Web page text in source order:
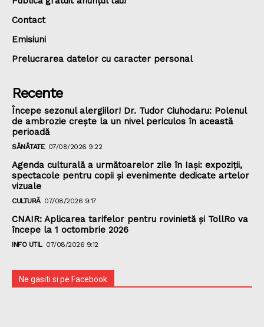
Contact
Emisiuni
Prelucrarea datelor cu caracter personal
Recente
Începe sezonul alergiilor! Dr. Tudor Ciuhodaru: Polenul
de ambrozie crește la un nivel periculos în această
perioadă
SĂNĂTATE 07/08/2026 9:22
Agenda culturală a următoarelor zile în Iași: expoziții,
spectacole pentru copii și evenimente dedicate artelor
vizuale
CULTURĂ 07/08/2026 9:17
CNAIR: Aplicarea tarifelor pentru rovinietă și TollRo va
începe la 1 octombrie 2026
INFO UTIL 07/08/2026 9:12
Ne gasiti si pe Facebook